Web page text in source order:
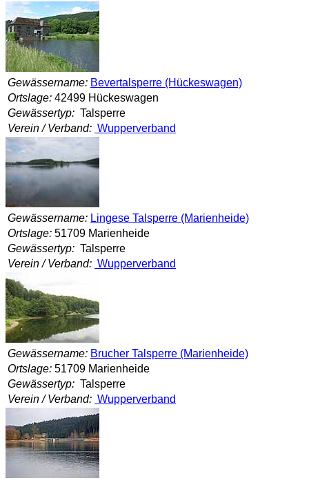
Gewässername: Bevertalsperre (Hückeswagen)
Ortslage: 42499 Hückeswagen
Gewässertyp: Talsperre
Verein / Verband: Wupperverband
Gewässername: Lingese Talsperre (Marienheide)
Ortslage: 51709 Marienheide
Gewässertyp: Talsperre
Verein / Verband: Wupperverband
Gewässername: Brucher Talsperre (Marienheide)
Ortslage: 51709 Marienheide
Gewässertyp: Talsperre
Verein / Verband: Wupperverband